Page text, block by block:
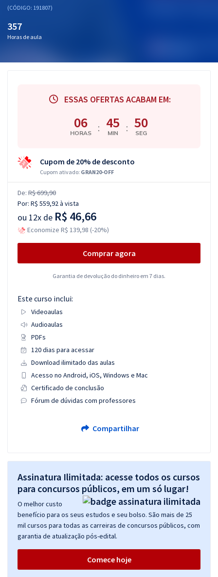
Aprovados
(CÓDIGO: 191807)
357
Horas de aula
ESSAS OFERTAS ACABAM EM:
06
HORAS : 45
MIN : 50
SEG
Cupom de 20% de desconto
Cupom ativado: GRAN20-OFF
De: R$ 699,90
Por: R$ 559,92à vista
ou 12x de R$ 46,66
Economize R$ 139,98 (-20%)
Comprar agora
Garantia de devolução do dinheiro em 7 dias.
Este curso inclui:
Videoaulas
Audioaulas
PDFs
120 dias para acessar
Download ilimitado das aulas
Acesso no Android, iOS, Windows e Mac
Certificado de conclusão
Fórum de dúvidas com professores
Compartilhar
Assinatura Ilimitada: acesse todos os cursos
para concursos públicos, em um só lugar!
O melhor custo
benefício para os seus estudos e seu bolso. São mais de 25
mil cursos para todas as carreiras de concursos públicos, com
garantia de atualização pós-edital.
Comece hoje